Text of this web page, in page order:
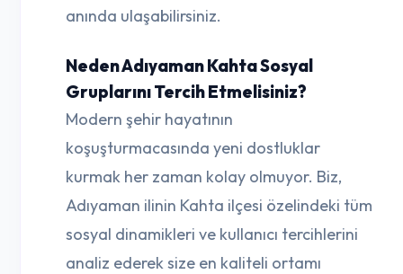
anında ulaşabilirsiniz.
Neden Adıyaman Kahta Sosyal
Gruplarını Tercih Etmelisiniz?
Modern şehir hayatının
koşuşturmacasında yeni dostluklar
kurmak her zaman kolay olmuyor. Biz,
Adıyaman ilinin Kahta ilçesi özelindeki tüm
sosyal dinamikleri ve kullanıcı tercihlerini
analiz ederek size en kaliteli ortamı